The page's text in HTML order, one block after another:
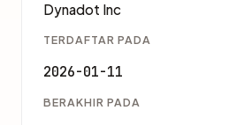
Dynadot Inc
TERDAFTAR PADA
2026-01-11
BERAKHIR PADA